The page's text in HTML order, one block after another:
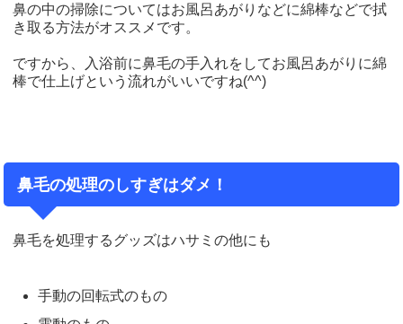
鼻の中の掃除についてはお風呂あがりなどに綿棒などで拭
き取る方法がオススメです。
ですから、入浴前に鼻毛の手入れをしてお風呂あがりに綿
棒で仕上げという流れがいいですね(^^)
鼻毛の処理のしすぎはダメ！
鼻毛を処理するグッズはハサミの他にも
手動の回転式のもの